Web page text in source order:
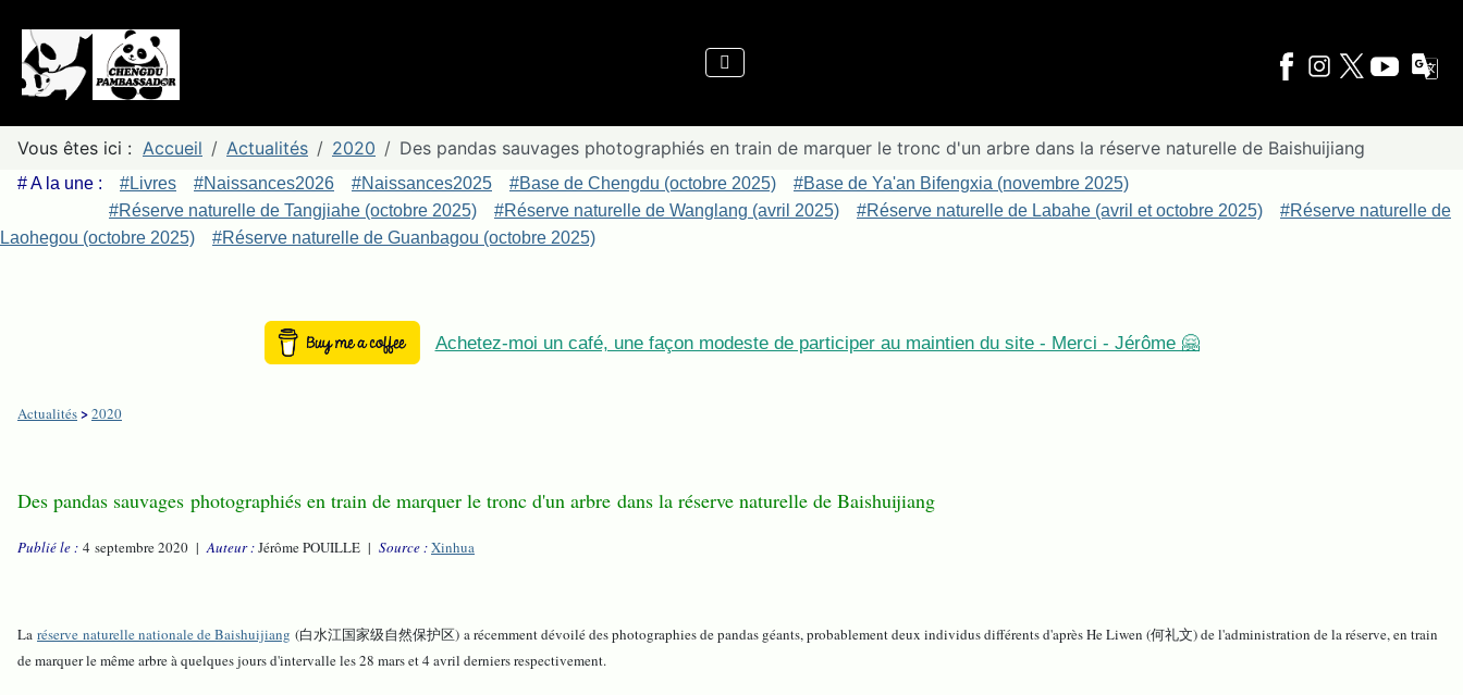
Vous êtes ici : Accueil Actualités 2020 Des pandas sauvages photographiés en train de marquer le tronc d'un arbre dans la réserve naturelle de Baishuijiang
# A la une : #Livres #Naissances2026 #Naissances2025 #Base de Chengdu (octobre 2025)
#Base de Ya'an Bifengxia (novembre 2025)
#Réserve naturelle de Tangjiahe (octobre 2025)
#Réserve naturelle de Wanglang (avril 2025) #Réserve naturelle de Labahe (avril et octobre 2025)
#Réserve naturelle de
Laohegou (octobre 2025)
#Réserve naturelle de Guanbagou (octobre 2025)
Achetez-moi un café, une façon modeste de participer au maintien du site - Merci - Jérôme 🤗
Actualités>2020
Des pandas sauvages photographiés en train de marquer le tronc d'un arbre dans la réserve naturelle de Baishuijiang
Publié le : 4 septembre 2020 |Auteur :Jérôme POUILLE | Source :Xinhua
La réserve naturelle nationale de Baishuijiang (白水江国家级自然保护区) a récemment dévoilé des photographies de pandas géants, probablement deux individus différents d'après He Liwen (何礼文) de l'administration de la réserve, en train
de marquer le même arbre à quelques jours d'intervalle les 28 mars et 4 avril derniers respectivement.